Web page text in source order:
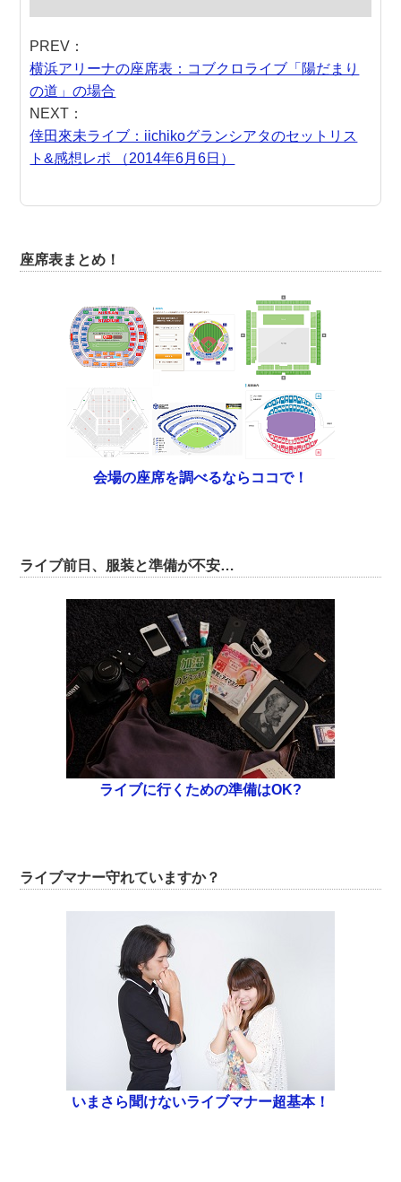
PREV：
横浜アリーナの座席表：コブクロライブ「陽だまり
の道」の場合
NEXT：
倖田來未ライブ：iichikoグランシアタのセットリス
ト&感想レポ （2014年6月6日）
座席表まとめ！
会場の座席を調べるならココで！
ライブ前日、服装と準備が不安…
ライブに行くための準備はOK?
ライブマナー守れていますか？
いまさら聞けないライブマナー超基本！